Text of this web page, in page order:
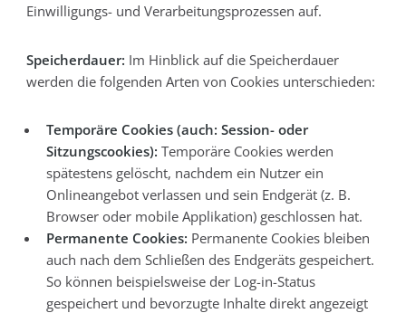
Einwilligungs- und Verarbeitungsprozessen auf.
Speicherdauer: Im Hinblick auf die Speicherdauer
werden die folgenden Arten von Cookies unterschieden:
Temporäre Cookies (auch: Session- oder
Sitzungscookies): Temporäre Cookies werden
spätestens gelöscht, nachdem ein Nutzer ein
Onlineangebot verlassen und sein Endgerät (z. B.
Browser oder mobile Applikation) geschlossen hat.
Permanente Cookies: Permanente Cookies bleiben
auch nach dem Schließen des Endgeräts gespeichert.
So können beispielsweise der Log-in-Status
gespeichert und bevorzugte Inhalte direkt angezeigt